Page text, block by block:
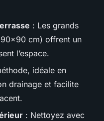
: Les grands
cm) offrent un
l’espace.
idéale en
drainage et facilite
: Nettoyez avec